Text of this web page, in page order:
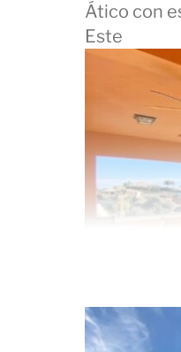
Ático con
Este
urbanización
para quienes